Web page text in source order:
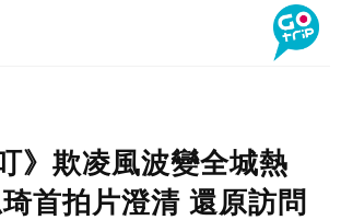
》欺凌風波變全城熱
首拍片澄清 還原訪問